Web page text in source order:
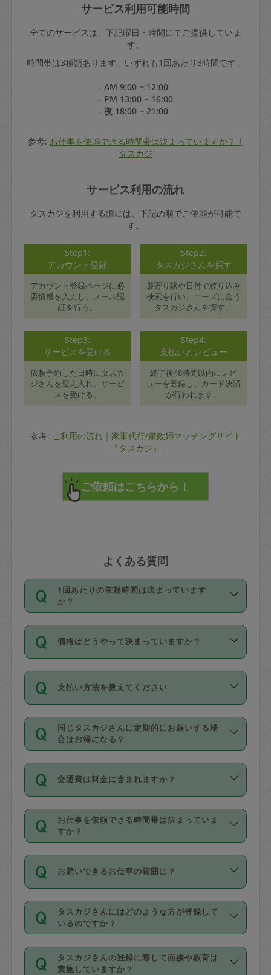
サービス利用可能時間
全てのサービスは、下記曜日・時間にてご提供していま
す。
時間帯は3種類あります。いずれも1回あたり3時間です。
- AM 9:00 ~ 12:00
- PM 13:00 ~ 16:00
- 夜 18:00 ~ 21:00
参考: お仕事を依頼できる時間帯は決まっていますか？ |
タスカジ
サービス利用の流れ
タスカジを利用する際には、下記の順でご依頼が可能で
す。
Step1:
アカウント登録
アカウント登録ページに必
要情報を入力し、メール認
証を行う。
Step2:
タスカジさんを探す
最寄り駅や日付で絞り込み
検索を行い、ニーズに合う
タスカジさんを探す。
Step3:
サービスを受ける
依頼予約した日時にタスカ
ジさんを迎え入れ、サービ
スを受ける。
Step4:
支払いとレビュー
終了後48時間以内にレビ
ューを登録し、カード決済
が行われます。
参考: ご利用の流れ｜家事代行/家政婦マッチングサイト
『タスカジ』
よくある質問
1回あたりの依頼時間は決まっています
か？
依頼1回につき3時間固定です。3時間を
超えて依頼したい場合は、延長機能をご
利用ください。機能をご利用いただくに
の上事前申請することが必要です。な
お、3時間を下回っても、値引き等はござ
いません。
価格はどうやって決まっていますか？
11種類の価格帯の中からタスカジさん自
身が価格を選んで設定しています。
タスカジさんの価格設定には最初は制限
があり、レビュー件数、レビューの平均
値、などで除々に設定可能な最高額が上
がっていく仕組みになっています。
支払い方法を教えてください
お支払方法はクレジットカード（Visa／
Master／JCB／AMERICAN EXPRESS／
Diners Club）のみとなります。
を行う際にご入力ください。プロフィー
ル登録時にはご入力いただかなくても大
丈夫です。
デビットカード・プリペイドカード（Vプ
リカ、au WALLETなど）は支払にはご利
銀行振込や現金払いも対応していませ
なお、タスカジさんの交通費も、依頼料
金のご請求と合わせてお支払いとなりま
動計算で表示されます。
同じタスカジさんに定期的にお願いする場
合はお得になる？
依頼には「スポット」と「定期（毎週｜
隔週）」があり、「定期」の依頼は「ス
ポット」よりお得な料金でご利用できま
す。
定期の最低利用回数は設けていない代わ
りに、一定数を超えたキャンセルは有償
（例：毎週定期の場合は３回以上のキャ
ンセルが有償（1200円、隔週定期の場合
は２回以上のキャンセルが有償（1200
交通費は料金に含まれますか？
交通費は依頼料金とは別途発生し、依頼
料金のご請求と合わせてお支払いとなり
ます。交通費の金額は「依頼の詳細」に
お仕事を依頼できる時間帯は決まっていま
すか？
時間帯は3種類あります。いずれも１回あ
たり３時間です。
・ＡＭ ９時～１２時
・ＰＭ １３時～１６時
・夜 １８時～２１時
開始時間を２時間前後変更することが可
お願いできるお仕事の範囲は？
掃除、整理収納、洗濯、買い物、料理、
作り置きです。タスカジさんによってで
きる仕事の範囲が異なりますので、依頼
する前にタスカジさんのプロフィールで
確認してください。
タスカジさんにはどのような方が登録して
いるのですか？
主婦として長年の家事経験をお持ちの
方、栄養士・調理師といった資格者で保
タスカジさんの登録に際して面接や教育は
実施していますか？